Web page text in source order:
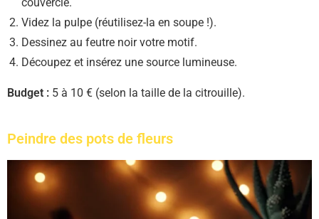
Videz la pulpe (réutilisez-la en soupe !).
Dessinez au feutre noir votre motif.
Découpez et insérez une source lumineuse.
Budget : 5 à 10 € (selon la taille de la citrouille).
Peindre des pots de fleurs